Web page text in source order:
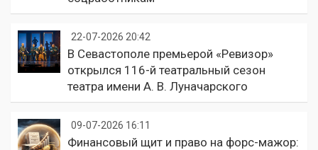
22-07-2026 20:42
В Севастополе премьерой «Ревизор»
открылся 116-й театральный сезон
театра имени А. В. Луначарского
09-07-2026 16:11
Финансовый щит и право на форс-мажор: